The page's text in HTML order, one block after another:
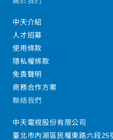
中天介紹
人才招募
使用條款
隱私權條款
免責聲明
商務合作方案
聯絡我們
中天電視股份有限公司
臺北市內湖區民權東路六段25